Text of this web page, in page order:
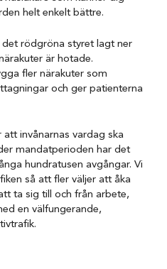
helt enkelt bättre.
rödgröna styret lagt ner
är hotade.
fler närakuter som
och ger patienterna
invånarnas vardag ska
mandatperioden har det
hundratusen avgångar. Vi
så att fler väljer att åka
ta sig till och från arbete,
en välfungerande,